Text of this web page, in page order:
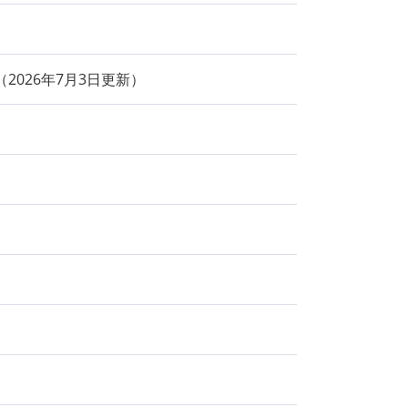
2026年7月3日更新